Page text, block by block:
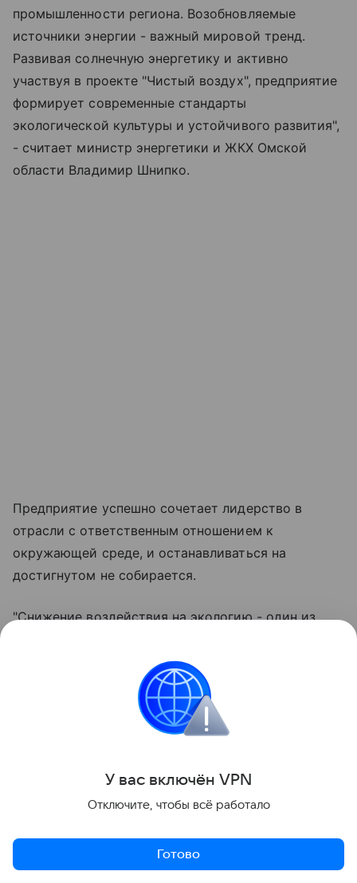
промышленности региона. Возобновляемые
источники энергии - важный мировой тренд.
Развивая солнечную энергетику и активно
участвуя в проекте "Чистый воздух", предприятие
формирует современные стандарты
экологической культуры и устойчивого развития",
- считает министр энергетики и ЖКХ Омской
области Владимир Шнипко.
Предприятие успешно сочетает лидерство в
отрасли с ответственным отношением к
окружающей среде, и останавливаться на
достигнутом не собирается.
"Снижение воздействия на экологию - один из
будущее региона. Солнечная электростанция,
внедрение современных технологий очистки
ресурсов, таких как "Биосфера", развитие систем
автоматического контроля воздуха, участие в
акциях демонстрируют системный подход
Морозов.
У вас включён VPN
Отключите, чтобы всё работало
Готово